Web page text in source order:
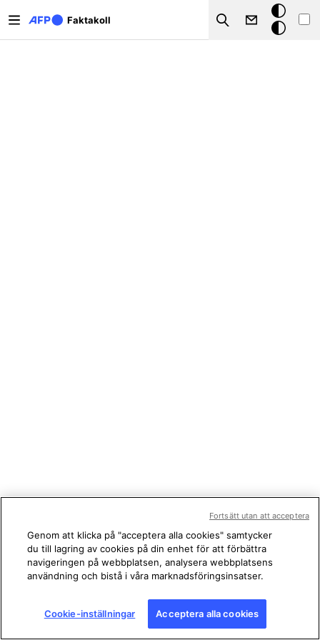
Faktakoll
Search
Mörkt
läge
Genom att klicka på "acceptera alla cookies" samtycker
du till lagring av cookies på din enhet för att förbättra
navigeringen på webbplatsen, analysera webbplatsens
användning och bistå i våra marknadsföringsinsatser.
Cookie-inställningar Acceptera alla cookies
Fortsätt utan att acceptera